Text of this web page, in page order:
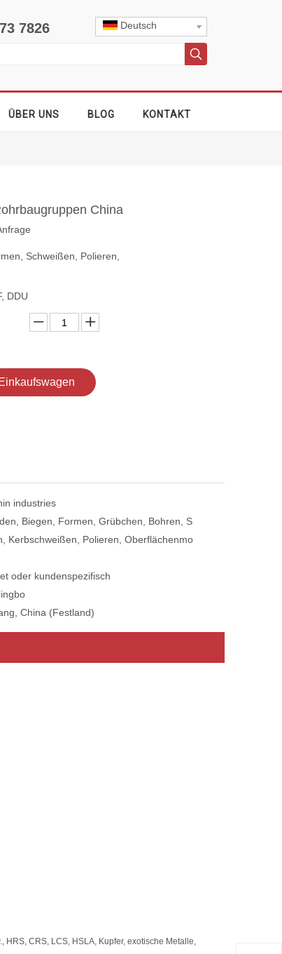
7826 Deutsch
ÜBER UNS BLOG KONTAKT
China
Schweißen, Polieren,
DDU
industries
Biegen, Formen, Grübchen, Bohren, S
Kerbschweißen, Polieren, Oberflächenmo
oder kundenspezifisch
China (Festland)
HRS, CRS, LCS, HSLA, Kupfer, exotische Metalle,